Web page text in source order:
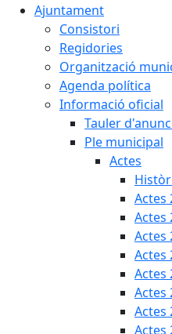
Ajuntament
Consistori
Regidories
Organització
Agenda política
Informació oficial
Tauler
Ple municipal
Actes
Actes
Actes
Actes
Actes
Actes
Actes
Actes
Actes